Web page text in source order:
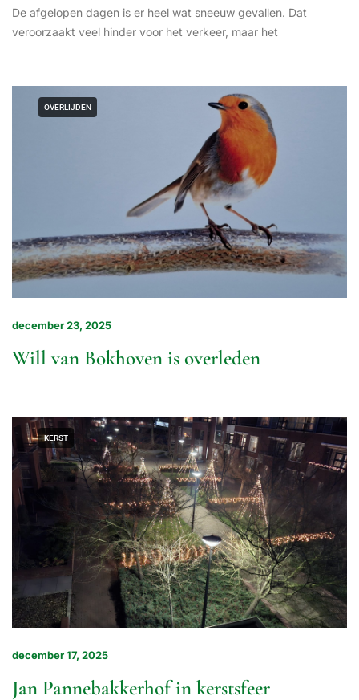
De afgelopen dagen is er heel wat sneeuw gevallen. Dat
veroorzaakt veel hinder voor het verkeer, maar het
OVERLIJDEN
december 23, 2025
Will van Bokhoven is overleden
KERST
december 17, 2025
Jan Pannebakkerhof in kerstsfeer